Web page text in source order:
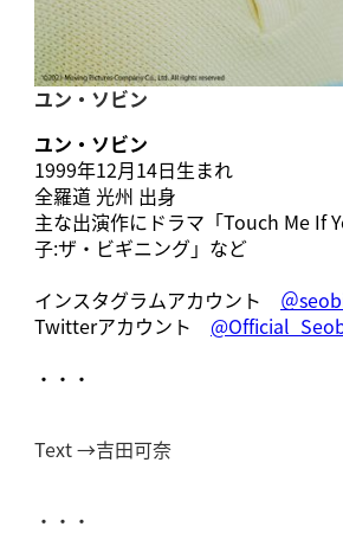
ユン・ソビン
ユン・ソビン
1999年12月14日生まれ
全羅道 光州 出身
主な出演作にドラマ「Touch Me If
子:ザ・ビギニング」など
インスタグラムアカウント ＠
Twitterアカウント
・・・
Text →吉田可奈
・・・